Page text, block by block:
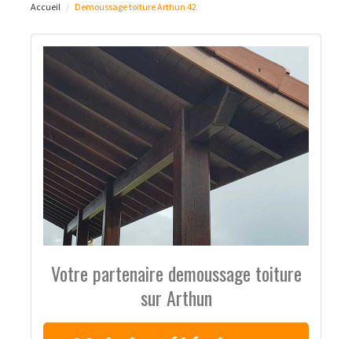
Accueil Demoussage toiture Arthun 42
Votre partenaire demoussage toiture
sur Arthun